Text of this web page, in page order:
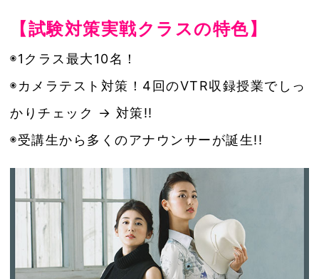
【試験対策実戦クラスの特色】
◉1クラス最大10名！
◉カメラテスト対策！4回のVTR収録授業でしっ
かりチェック → 対策!!
◉受講生から多くのアナウンサーが誕生!!